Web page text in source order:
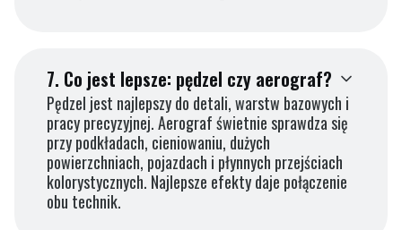
7. Co jest lepsze: pędzel czy aerograf?
Pędzel jest najlepszy do detali, warstw bazowych i
pracy precyzyjnej. Aerograf świetnie sprawdza się
przy podkładach, cieniowaniu, dużych
powierzchniach, pojazdach i płynnych przejściach
kolorystycznych. Najlepsze efekty daje połączenie
obu technik.